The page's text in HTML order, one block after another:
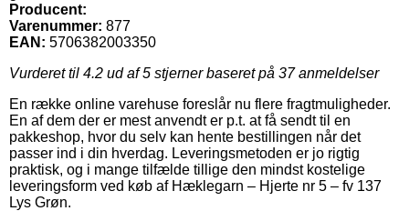
Producent:
Varenummer: 877
EAN: 5706382003350
Vurderet til 4.2 ud af 5 stjerner baseret på 37anmeldelser
En række online varehuse foreslår nu flere fragtmuligheder.
En af dem der er mest anvendt er p.t. at få sendt til en
pakkeshop, hvor du selv kan hente bestillingen når det
passer ind i din hverdag. Leveringsmetoden er jo rigtig
praktisk, og i mange tilfælde tillige den mindst kostelige
leveringsform ved køb af Hæklegarn – Hjerte nr 5 – fv 137
Lys Grøn.